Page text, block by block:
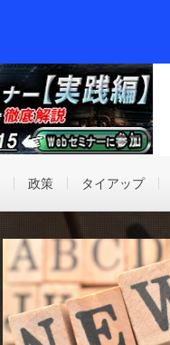
政策 タイアップ